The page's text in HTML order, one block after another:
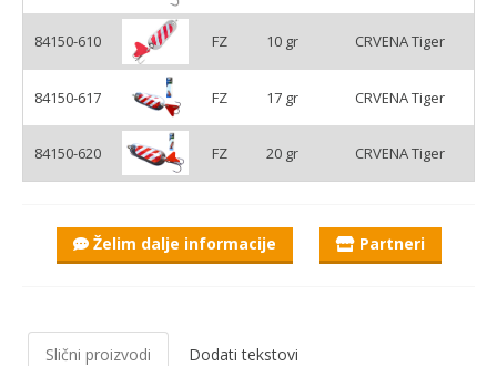
84150-610 FZ 10 gr CRVENA Tiger
84150-617 FZ 17 gr CRVENA Tiger
84150-620 FZ 20 gr CRVENA Tiger
Želim dalje informacije Partneri
Slični proizvodi Dodati tekstovi